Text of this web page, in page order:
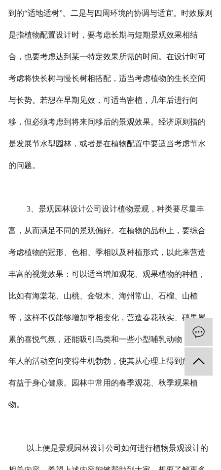
到的“适地适树”。二是与四周环境的协调与适宜。时效原则
是指植物配置设计时，要考虑长期与短期景观效果相结
合，也要考虑达到某一特定效果所需的时间。在设计时可
考虑将快长树与慢长树相搭配，适当考虑植物的生长空间
与长势。若想在早期见效，可适当密植，几年后进行间
移，但必须考虑到将来间移后的景观效果。经济原则指的
是发展节水型园林，或者是在植物配置中要适当考虑节水
的问题。
3、景观园林设计公司设计植物景观，种类要尽量丰
富，从而满足不同的景观偏好。在植物的品种上，要综合
考虑植物的冠形、色相、季相以及种植形式，以此来营造
丰富的视觉效果：可以适当增加观花、观果植物的种植，
比如有海棠花、山桃、金银木、海州常山、石榴、山楂
等，这样不仅能够增加季相变化，营造春花秋实、硕果累
累的喜悦气氛，还能吸引鸟类和一些小型哺乳动物，使老
年人的活动空间变得生机勃勃，使其从心理上得到放松，
有益于身心健康。园林中常用的春季观花、秋季观果植
物。
以上便是景观园林设计公司如何进行植物景观设计的